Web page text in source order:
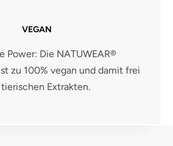
VEGAN
Power: Die NATUWEAR®
zu 100% vegan und damit frei
Extrakten.